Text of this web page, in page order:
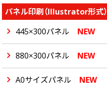
パネル印刷（Illustrator形式）
445×300パネル NEW
880×300パネル NEW
A0サイズパネル NEW